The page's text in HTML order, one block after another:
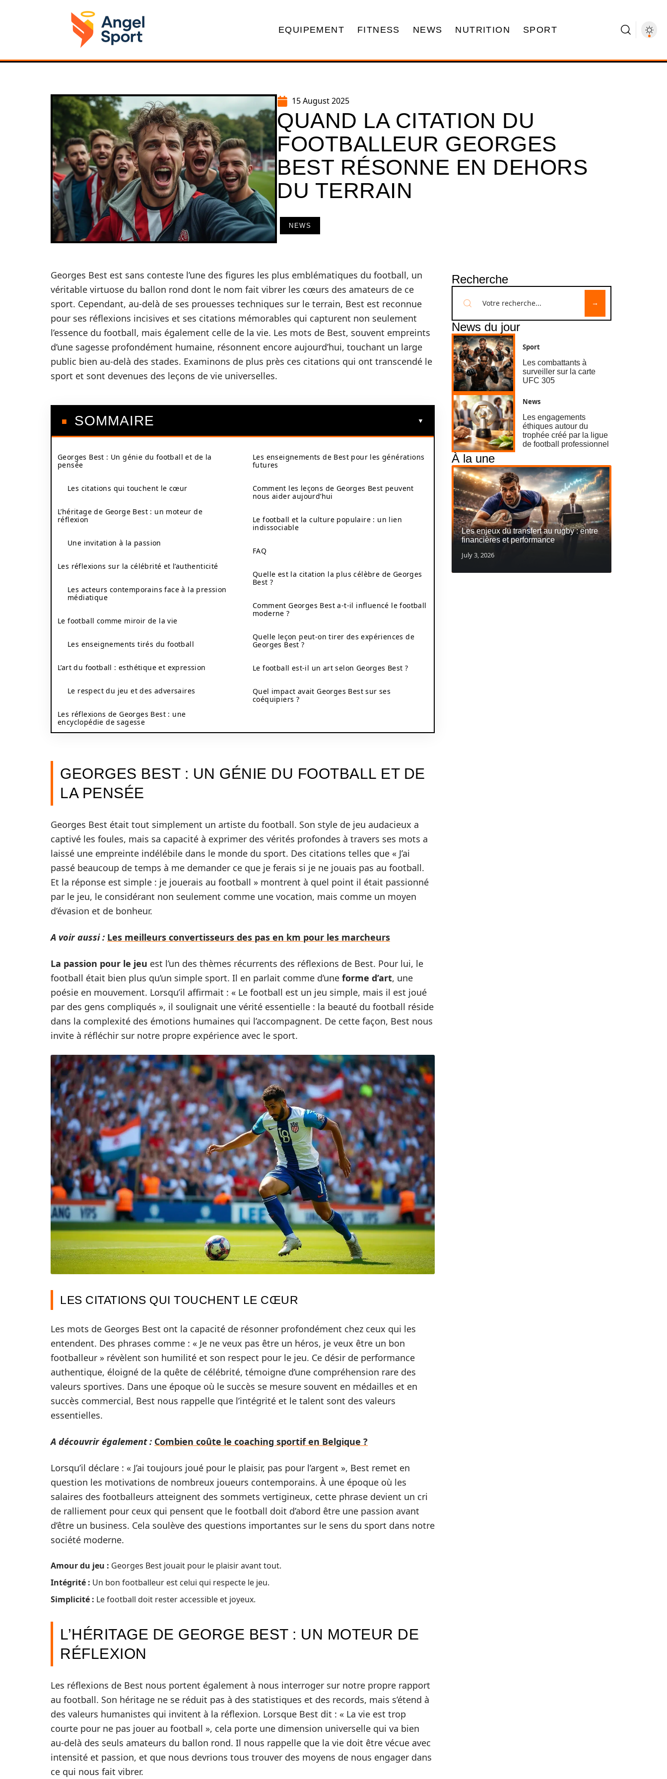
EQUIPEMENT FITNESS NEWS NUTRITION SPORT
15 August 2025
QUAND LA CITATION DU
FOOTBALLEUR GEORGES
BEST RÉSONNE EN DEHORS
DU TERRAIN
NEWS
Georges Best est sans conteste l’une des figures les plus emblématiques du football, un
véritable virtuose du ballon rond dont le nom fait vibrer les cœurs des amateurs de ce
sport. Cependant, au-delà de ses prouesses techniques sur le terrain, Best est reconnue
pour ses réflexions incisives et ses citations mémorables qui capturent non seulement
l’essence du football, mais également celle de la vie. Les mots de Best, souvent empreints
d’une sagesse profondément humaine, résonnent encore aujourd’hui, touchant un large
public bien au-delà des stades. Examinons de plus près ces citations qui ont transcendé le
sport et sont devenues des leçons de vie universelles.
SOMMAIRE
Georges Best : Un génie du football et de la
pensée
Les citations qui touchent le cœur
L’héritage de George Best : un moteur de
réflexion
Une invitation à la passion
Les réflexions sur la célébrité et l’authenticité
Les acteurs contemporains face à la pression
médiatique
Le football comme miroir de la vie
Les enseignements tirés du football
L’art du football : esthétique et expression
Le respect du jeu et des adversaires
Les réflexions de Georges Best : une
encyclopédie de sagesse
Les enseignements de Best pour les générations
futures
Comment les leçons de Georges Best peuvent
nous aider aujourd’hui
Le football et la culture populaire : un lien
indissociable
FAQ
Quelle est la citation la plus célèbre de Georges
Best ?
Comment Georges Best a-t-il influencé le football
moderne ?
Quelle leçon peut-on tirer des expériences de
Georges Best ?
Le football est-il un art selon Georges Best ?
Quel impact avait Georges Best sur ses
coéquipiers ?
GEORGES BEST : UN GÉNIE DU FOOTBALL ET DE
LA PENSÉE
Georges Best était tout simplement un artiste du football. Son style de jeu audacieux a
captivé les foules, mais sa capacité à exprimer des vérités profondes à travers ses mots a
laissé une empreinte indélébile dans le monde du sport. Des citations telles que « J’ai
passé beaucoup de temps à me demander ce que je ferais si je ne jouais pas au football.
Et la réponse est simple : je jouerais au football » montrent à quel point il était passionné
par le jeu, le considérant non seulement comme une vocation, mais comme un moyen
d’évasion et de bonheur.
A voir aussi : Les meilleurs convertisseurs des pas en km pour les marcheurs
La passion pour le jeu est l’un des thèmes récurrents des réflexions de Best. Pour lui, le
football était bien plus qu’un simple sport. Il en parlait comme d’une forme d’art, une
poésie en mouvement. Lorsqu’il affirmait : « Le football est un jeu simple, mais il est joué
par des gens compliqués », il soulignait une vérité essentielle : la beauté du football réside
dans la complexité des émotions humaines qui l’accompagnent. De cette façon, Best nous
invite à réfléchir sur notre propre expérience avec le sport.
LES CITATIONS QUI TOUCHENT LE CŒUR
Les mots de Georges Best ont la capacité de résonner profondément chez ceux qui les
entendent. Des phrases comme : « Je ne veux pas être un héros, je veux être un bon
footballeur » révèlent son humilité et son respect pour le jeu. Ce désir de performance
authentique, éloigné de la quête de célébrité, témoigne d’une compréhension rare des
valeurs sportives. Dans une époque où le succès se mesure souvent en médailles et en
succès commercial, Best nous rappelle que l’intégrité et le talent sont des valeurs
essentielles.
A découvrir également : Combien coûte le coaching sportif en Belgique ?
Lorsqu’il déclare : « J’ai toujours joué pour le plaisir, pas pour l’argent », Best remet en
question les motivations de nombreux joueurs contemporains. À une époque où les
salaires des footballeurs atteignent des sommets vertigineux, cette phrase devient un cri
de ralliement pour ceux qui pensent que le football doit d’abord être une passion avant
d’être un business. Cela soulève des questions importantes sur le sens du sport dans notre
société moderne.
Amour du jeu : Georges Best jouait pour le plaisir avant tout.
Intégrité : Un bon footballeur est celui qui respecte le jeu.
Simplicité : Le football doit rester accessible et joyeux.
L’HÉRITAGE DE GEORGE BEST : UN MOTEUR DE
RÉFLEXION
Les réflexions de Best nous portent également à nous interroger sur notre propre rapport
au football. Son héritage ne se réduit pas à des statistiques et des records, mais s’étend à
des valeurs humanistes qui invitent à la réflexion. Lorsque Best dit : « La vie est trop
courte pour ne pas jouer au football », cela porte une dimension universelle qui va bien
au-delà des seuls amateurs du ballon rond. Il nous rappelle que la vie doit être vécue avec
intensité et passion, et que nous devrions tous trouver des moyens de nous engager dans
ce qui nous fait vibrer.
Recherche
News du jour
Sport
Les combattants à
surveiller sur la carte
UFC 305
News
Les engagements
éthiques autour du
trophée créé par la ligue
de football professionnel
À la une
Les enjeux du transfert au rugby : entre
financières et performance
July 3, 2026